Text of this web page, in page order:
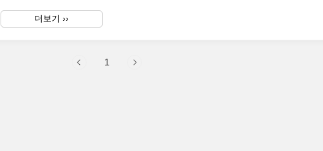
방법과 주소지 읍면사무소에 직접 방문하여 신청할 수 있습니다. 📌 신청기
간 2025. 1. 13. (월) ~ 2. 19. (수) 18:00 까지 📌 신청방법 모바일 신청 : "그리고" 모
더보기 ››
1